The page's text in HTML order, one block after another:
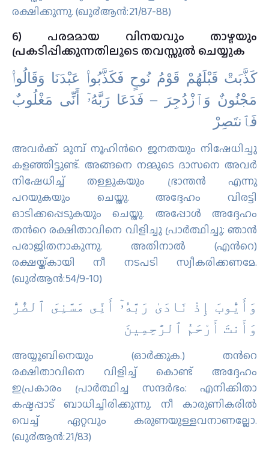
രക്ഷിക്കുന്നു. (ഖു൪ആന്‍:21/87-88)
6) പരമമായ വിനയവും താഴ്മയും
പ്രകടിപ്പിക്കുന്നതിലൂടെ തവസ്സുല്‍ ചെയ്യുക
كَذَّبَتْ قَبْلَهُمْ قَوْمُ نُوحٍ فَكَذَّبُوا۟ عَبْدَنَا وَقَالُوا۟
مَجْنُونٌ وَٱزْدُجِرَ – فَدَعَا رَبَّهُۥٓ أَنِّى مَغْلُوبٌ
فَٱنتَصِرْ
അവര്‍ക്ക് മുമ്പ് നൂഹിന്‍റെ ജനതയും നിഷേധിച്ചു
കളഞ്ഞിട്ടുണ്ട്‌. അങ്ങനെ നമ്മുടെ ദാസനെ അവര്‍
നിഷേധിച്ച് തള്ളുകയും ഭ്രാന്തന്‍ എന്നു
പറയുകയും ചെയ്തു. അദ്ദേഹം വിരട്ടി
ഓടിക്കപ്പെടുകയും ചെയ്തു. അപ്പോള്‍ അദ്ദേഹം
തന്‍റെ രക്ഷിതാവിനെ വിളിച്ചു പ്രാര്‍ത്ഥിച്ചു: ഞാന്‍
പരാജിതനാകുന്നു. അതിനാല്‍ (എന്‍റെ)
രക്ഷയ്ക്കായി നീ നടപടി സ്വീകരിക്കണമേ.
(ഖു൪ആന്‍:54/9-10)
وَأَيُّوبَ إِذْ نَادَىٰ رَبَّهُۥٓ أَنِّى مَسَّنِىَ ٱلضُّرُّ
وَأَنتَ أَرْحَمُ ٱلرَّٰحِمِينَ
അയ്യൂബിനെയും (ഓര്‍ക്കുക.) തന്‍റെ
രക്ഷിതാവിനെ വിളിച്ച് കൊണ്ട് അദ്ദേഹം
ഇപ്രകാരം പ്രാര്‍ത്ഥിച്ച സന്ദര്‍ഭം: എനിക്കിതാ
കഷ്ടപ്പാട് ബാധിച്ചിരിക്കുന്നു. നീ കാരുണികരില്‍
വെച്ച് ഏറ്റവും കരുണയുള്ളവനാണല്ലോ.
(ഖു൪ആന്‍:21/83)